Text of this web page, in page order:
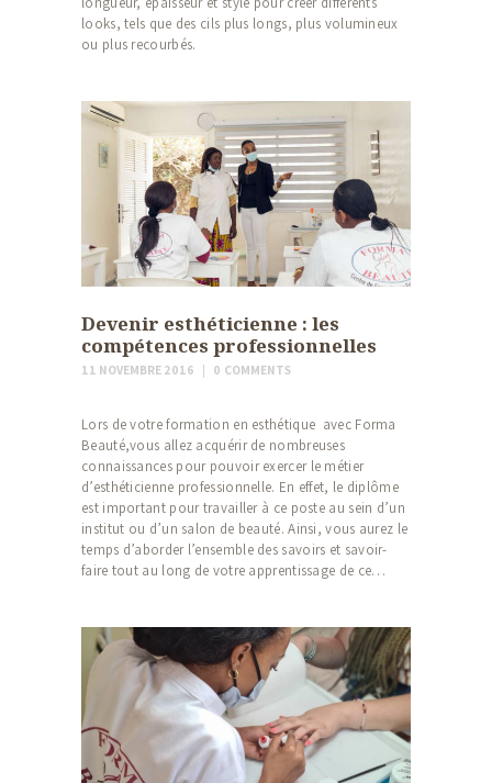
looks, tels que des cils plus longs, plus volumineux
ou plus recourbés.
Devenir esthéticienne : les
compétences professionnelles
11 NOVEMBRE 2016 0 COMMENTS
Lors de votre formation en esthétique avec Forma
Beauté,vous allez acquérir de nombreuses
connaissances pour pouvoir exercer le métier
d’esthéticienne professionnelle. En effet, le diplôme
est important pour travailler à ce poste au sein d’un
institut ou d’un salon de beauté. Ainsi, vous aurez le
temps d’aborder l’ensemble des savoirs et savoir-
faire tout au long de votre apprentissage de ce…